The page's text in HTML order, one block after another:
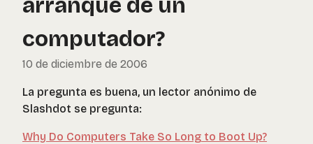
computador?
10 de diciembre de 2006
La pregunta es buena, un lector anónimo de
Slashdot se pregunta:
Why Do Computers Take So Long to Boot Up?